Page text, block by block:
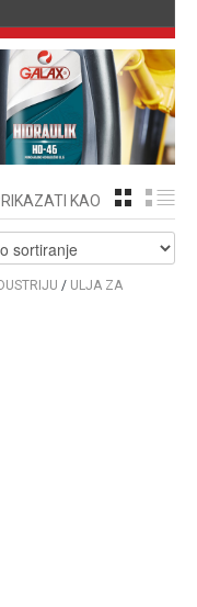
KAO GRID
/ ULJA ZA